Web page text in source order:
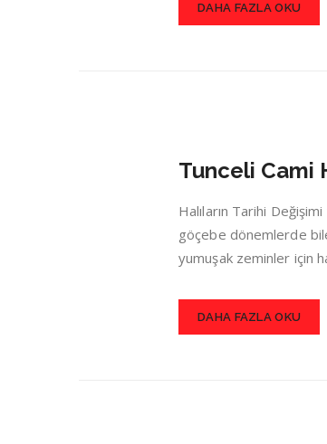
DAHA FAZLA OKU
Tunceli Cami
Halıların Tarihi
göçebe dönemlerde bile
yumuşak zeminler için
DAHA FAZLA OKU